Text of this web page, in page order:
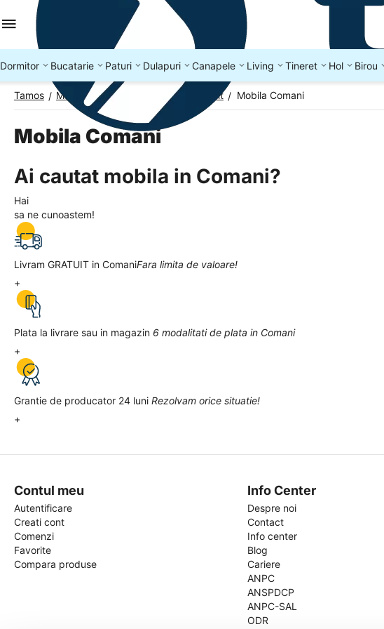
Dormitor Bucatarie Paturi Dulapuri Canapele Living Tineret Hol Birou
Tamos / Mobila Romania Mobila Judetul Olt / Mobila Comani
Mobila Comani
Ai cautat mobila in Comani?
Hai
sa ne cunoastem!
Livram GRATUIT in ComaniFara limita de valoare!
+
Plata la livrare sau in magazin 6 modalitati de plata in Comani
+
Grantie de producator 24 luni Rezolvam orice situatie!
+
Contul meu
Autentificare
Creati cont
Comenzi
Favorite
Compara produse
Info Center
Despre noi
Contact
Info center
Blog
Cariere
ANPC
ANSPDCP
ANPC-SAL
ODR